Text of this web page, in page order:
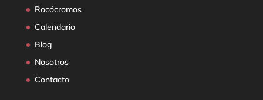
Rocócromos
Calendario
Blog
Nosotros
Contacto